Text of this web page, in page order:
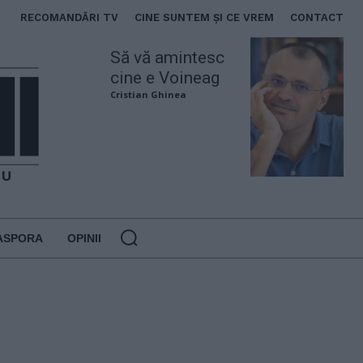
RECOMANDĂRI TV CINE SUNTEM ȘI CE VREM CONTACT
Să vă amintesc
cine e Voineag
Cristian Ghinea
OPINII